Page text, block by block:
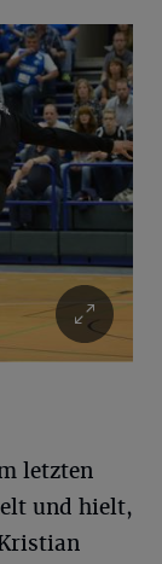
letzten
und hielt,